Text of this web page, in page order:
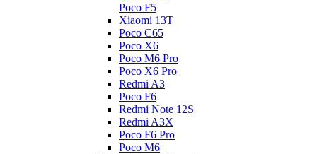
Poco F5
Xiaomi 13T
Poco C65
Poco X6
Poco M6 Pro
Poco X6 Pro
Redmi A3
Poco F6
Redmi Note 12S
Redmi A3X
Poco F6 Pro
Poco M6